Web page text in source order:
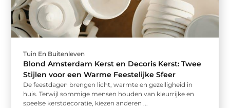
Tuin En Buitenleven
Blond Amsterdam Kerst en Decoris Kerst: Twee
Stijlen voor een Warme Feestelijke Sfeer
De feestdagen brengen licht, warmte en gezelligheid in
huis. Terwijl sommige mensen houden van kleurrijke en
speelse kerstdecoratie, kiezen anderen ...